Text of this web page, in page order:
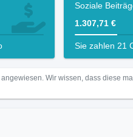
Soziale
1.307,71 €
Sie zahlen 21
Wir wissen, dass diese